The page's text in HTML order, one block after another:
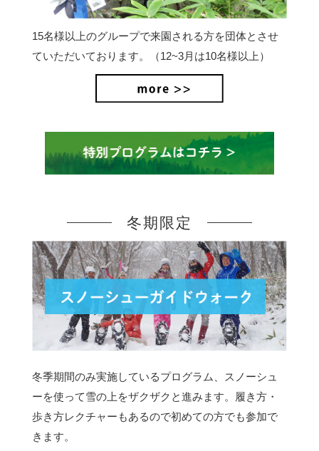
15名様以上のグループで来園される方を団体とさせ
ていただいております。（12~3月は10名様以上）
冬期限定
冬季期間のみ実施しているプログラム、スノーシュ
ーを使って雪の上をザクザクと進みます。
履き方・
歩き方レクチャーもあるので初めての方でも参加で
きます。